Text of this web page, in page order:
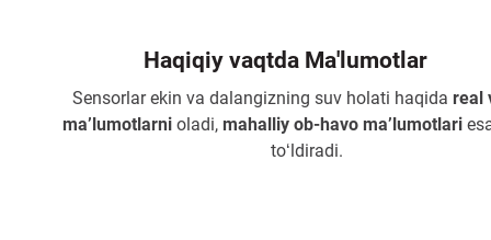
Haqiqiy vaqtda Ma'lumotlar
Sensorlar ekin va dalangizning suv holati haqida real
maʼlumotlarnioladi, mahalliy ob-havo maʼlumotlari
toʻldiradi.